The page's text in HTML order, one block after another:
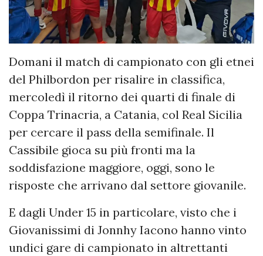
Domani il match di campionato con gli etnei
del Philbordon per risalire in classifica,
mercoledì il ritorno dei quarti di finale di
Coppa Trinacria, a Catania, col Real Sicilia
per cercare il pass della semifinale. Il
Cassibile gioca su più fronti ma la
soddisfazione maggiore, oggi, sono le
risposte che arrivano dal settore giovanile.
E dagli Under 15 in particolare, visto che i
Giovanissimi di Jonnhy Iacono hanno vinto
undici gare di campionato in altrettanti